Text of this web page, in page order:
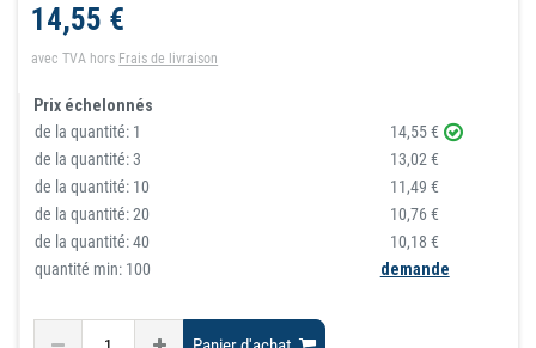
14,55 €
avec TVA hors Frais de livraison
Prix échelonnés
de la quantité: 1
14,55 €
de la quantité:3
13,02 €
de la quantité: 10
11,49 €
de la quantité:20
10,76 €
de la quantité:40
10,18 €
quantité min: 100
demande